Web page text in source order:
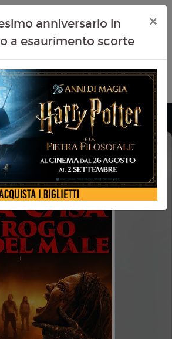
DEL MALE
anniversario in
a esaurimento scorte
×